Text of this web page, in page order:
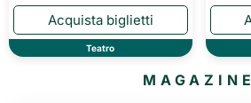
Teatro
MAGAZINE